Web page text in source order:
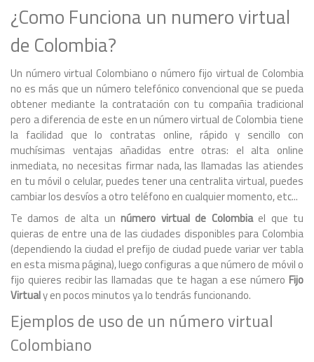
¿Como Funciona un numero virtual
de Colombia?
Un número virtual Colombiano o número fijo virtual de Colombia
no es más que un número telefónico convencional que se pueda
obtener mediante la contratación con tu compañia tradicional
pero a diferencia de este en un número virtual de Colombia tiene
la facilidad que lo contratas online, rápido y sencillo con
muchísimas ventajas añadidas entre otras: el alta online
inmediata, no necesitas firmar nada, las llamadas las atiendes
en tu móvil o celular, puedes tener una centralita virtual, puedes
cambiar los desvíos a otro teléfono en cualquier momento, etc...
Te damos de alta unnúmero virtual de Colombiael que tu
quieras de entre una de las ciudades disponibles para Colombia
(dependiendo la ciudad el prefijo de ciudad puede variar ver tabla
en esta misma página), luego configuras a que número de móvil o
fijo quieres recibir las llamadas que te hagan a ese número Fijo
Virtualy en pocos minutos ya lo tendrás funcionando.
Ejemplos de uso de un número virtual
Colombiano